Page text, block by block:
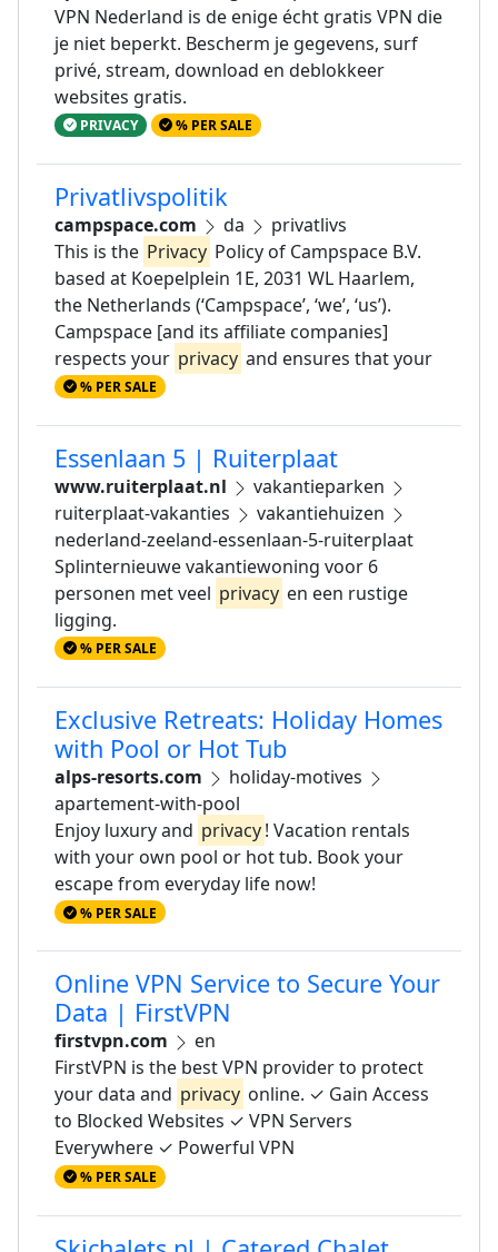
VPN Nederland is de enige écht gratis VPN die
je niet beperkt. Bescherm je gegevens, surf
privé, stream, download en deblokkeer
websites gratis.
PRIVACY % PER SALE
Privatlivspolitik
campspace.com da
privatlivs
This is the Privacy Policy of Campspace B.V.
based at Koepelplein 1E, 2031 WL Haarlem,
the Netherlands (‘Campspace’, ‘we’, ‘us’).
Campspace [and its affiliate companies]
respects your privacy and ensures that your
% PER SALE
Essenlaan 5 | Ruiterplaat
www.ruiterplaat.nl
vakantieparken
ruiterplaat-vakanties
vakantiehuizen
nederland-zeeland-essenlaan-5-ruiterplaat
Splinternieuwe vakantiewoning voor 6
personen met veel privacy en een rustige
ligging.
% PER SALE
Exclusive Retreats: Holiday Homes
with Pool or Hot Tub
alps-resorts.com
holiday-motives
apartement-with-pool
Enjoy luxury and privacy! Vacation rentals
with your own pool or hot tub. Book your
escape from everyday life now!
% PER SALE
Online VPN Service to Secure Your
Data | FirstVPN
firstvpn.com
en
FirstVPN is the best VPN provider to protect
your data and privacy online. ✓ Gain Access
to Blocked Websites ✓ VPN Servers
Everywhere ✓ Powerful VPN
% PER SALE